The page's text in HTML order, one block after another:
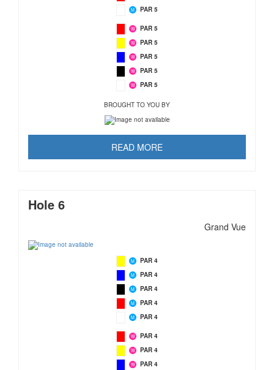
M PAR 5
W PAR 5
W PAR 5
W PAR 5
W PAR 5
W PAR 5
BROUGHT TO YOU BY
READ MORE
Hole 6
Grand Vue
M PAR 4
M PAR 4
M PAR 4
M PAR 4
M PAR 4
W PAR 4
W PAR 4
W PAR 4